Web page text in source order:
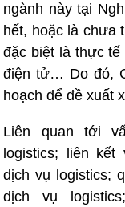
ngành này tại
hết, hoặc là chưa
đặc biệt là thực
điện tử… Do đó,
hoạch để đề xuất
Liên quan tới
logistics; liên
dịch vụ logistics;
dịch vụ